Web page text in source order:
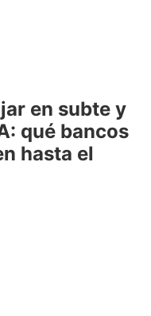
en subte y
qué bancos
hasta el